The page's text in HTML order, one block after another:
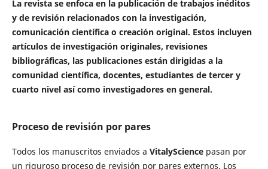
La revista se enfoca en la publicación de trabajos inéditos
y de revisión relacionados con la investigación,
comunicación científica o creación original. Estos incluyen
artículos de investigación originales, revisiones
bibliográficas, las publicaciones están dirigidas a la
comunidad científica, docentes, estudiantes de tercer y
cuarto nivel así como investigadores en general.
Proceso de revisión por pares
Todos los manuscritos enviados a VitalySciencepasan por
un riguroso proceso de revisión por pares externos. Los